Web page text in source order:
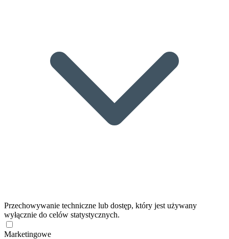
Przechowywanie techniczne lub dostęp, który jest używany
wyłącznie do celów statystycznych.
Marketingowe